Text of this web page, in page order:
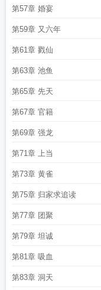
第57章 婚宴
第59章 又六年
第61章 戮仙
第63章 池鱼
第65章 先天
第67章 官籍
第69章 强龙
第71章 上当
第73章 黄雀
第75章 归家求追读
第77章 团聚
第79章 坦诚
第81章 吸血
第83章 洞天